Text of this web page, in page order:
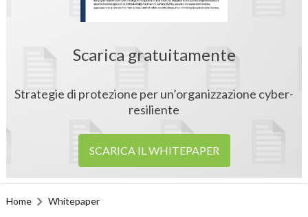
Scarica gratuitamente
Strategie di protezione per un’organizzazione cyber-
resiliente
SCARICA IL WHITEPAPER
Home Whitepaper